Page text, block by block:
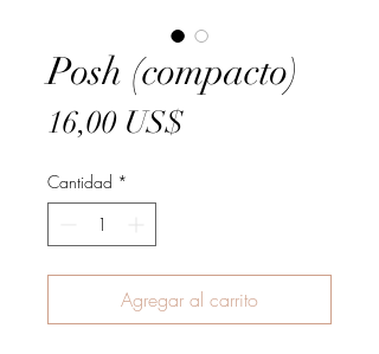
Posh (compacto)
16,00 US$Precio
Cantidad *
Agregar al carrito